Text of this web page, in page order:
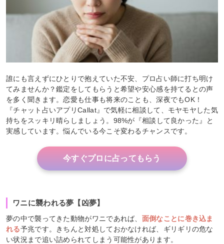
誰にも言えずにひとりで抱えていた不安、プロ占い師に打ち明け
てみませんか？鑑定をしてもらうと希望や安心感を持てるとの声
を多く聞きます。恋愛も仕事も将来のことも、深夜でもOK！
『チャット占いアプリCallat』で気軽に相談して、モヤモヤした気
持ちをスッキリ晴らしましょう。98%が『相談して良かった』と
実感しています。悩んでいる今こそ変わるチャンスです。
今すぐプロに占ってもらう
ワニに襲われる夢【凶夢】
夢の中で襲ってきた動物がワニであれば、 面倒なことに巻き込ま
れる予兆です。きちんと対処しておかなければ、ギリギリの危な
い状況まで追い詰められてしまう可能性があります。